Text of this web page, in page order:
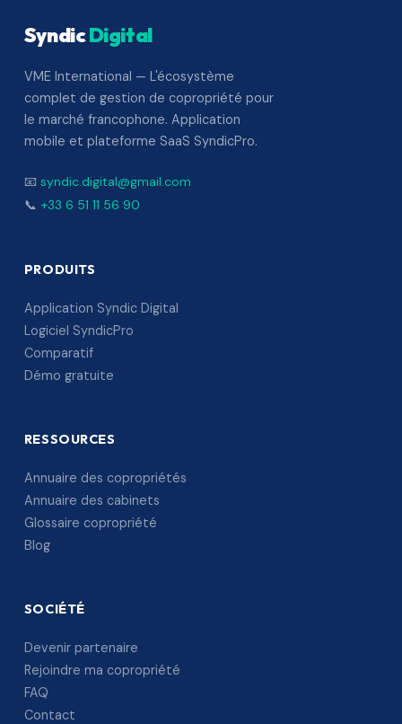
SyndicDigital
VME International — L'écosystème
complet de gestion de copropriété pour
le marché francophone. Application
mobile et plateforme SaaS SyndicPro.
📧 syndic.digital@gmail.com
📞 +33 6 51 11 56 90
PRODUITS
Application Syndic Digital
Logiciel SyndicPro
Comparatif
Démo gratuite
RESSOURCES
Annuaire des copropriétés
Annuaire des cabinets
Glossaire copropriété
Blog
SOCIÉTÉ
Devenir partenaire
Rejoindre ma copropriété
FAQ
Contact